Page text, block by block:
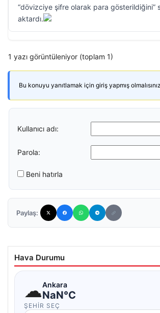
“dövizciye şifre olarak para gösterildiğini”
aktardı.
1 yazı görüntüleniyor (toplam 1)
Bu konuyu yanıtlamak için giriş yapmış
Kullanıcı adı:
Parola:
Beni hatırla
Paylaş:
Hava Durumu
☁Ankara
NaN°C
ŞEHIR SEÇ